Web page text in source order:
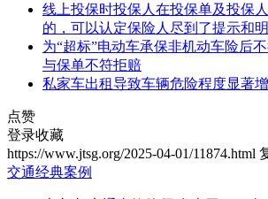
线上投保时投保人在投保单及投保
的，可以认定保险人尽到了提示和
为“超标”电动车承保非机动车险后
与保单不符拒赔
私家车出租导致车辆危险程度显著
点赞
登录收藏
https://www.jtsg.org/2025-04-01/11874.html
交通经典案例